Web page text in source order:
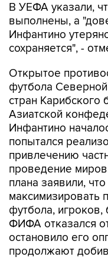
В УЕФА указали,
выполнены, а
Инфантино
сохраняется", -
Открытое
футбола
стран
Азиатской
Инфантино
попытался
привлечению
проведение
плана заявили,
максимизировать
футбола, игроков,
ФИФА отказался
остановило его
продолжают